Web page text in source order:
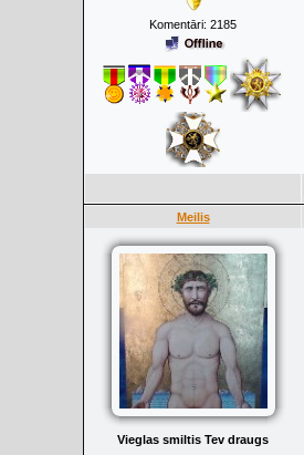
Komentāri: 2185
Meilis
Vieglas smiltis Tev draugs